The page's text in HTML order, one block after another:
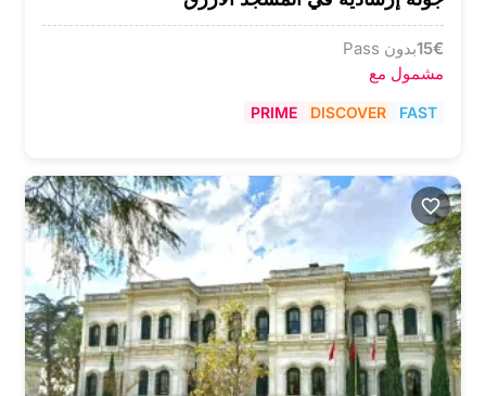
€
15بدون Pass
مشمول مع
FAST
DISCOVER
PRIME